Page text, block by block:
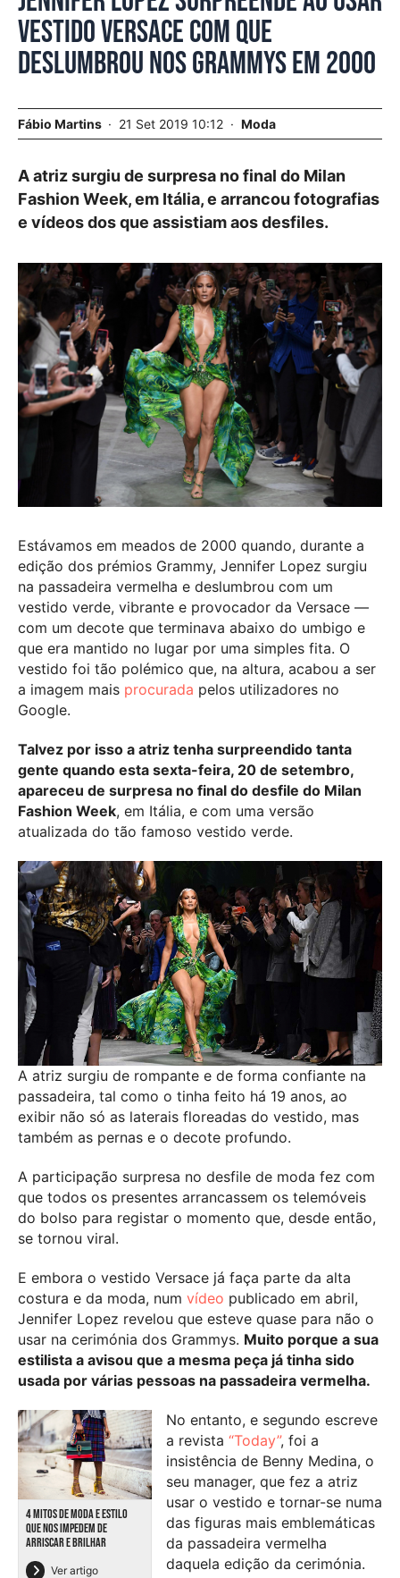
vestido Versace com que
deslumbrou nos Grammys em 2000
Fábio Martins 21 Set 2019 10:12 Moda
A atriz surgiu de surpresa no final do Milan
Fashion Week, em Itália, e arrancou fotografias
e vídeos dos que assistiam aos desfiles.
Estávamos em meados de 2000 quando, durante a
edição dos prémios Grammy, Jennifer Lopez surgiu
na passadeira vermelha e deslumbrou com um
vestido verde, vibrante e provocador da Versace —
com um decote que terminava abaixo do umbigo e
que era mantido no lugar por uma simples fita. O
vestido foi tão polémico que, na altura, acabou a ser
a imagem mais procurada pelos utilizadores no
Google.
Talvez por isso a atriz tenha surpreendido tanta
gente quando esta sexta-feira, 20 de setembro,
apareceu de surpresa no final do desfile do Milan
Fashion Week, em Itália, e com uma versão
atualizada do tão famoso vestido verde.
A atriz surgiu de rompante e de forma confiante na
passadeira, tal como o tinha feito há 19 anos, ao
exibir não só as laterais floreadas do vestido, mas
também as pernas e o decote profundo.
A participação surpresa no desfile de moda fez com
que todos os presentes arrancassem os telemóveis
do bolso para registar o momento que, desde então,
se tornou viral.
E embora o vestido Versace já faça parte da alta
costura e da moda, num vídeo publicado em abril,
Jennifer Lopez revelou que esteve quase para não o
usar na cerimónia dos Grammys. Muito porque a sua
estilista a avisou que a mesma peça já tinha sido
usada por várias pessoas na passadeira vermelha.
4 MITOS DE MODA E ESTILO
QUE NOS IMPEDEM DE
ARRISCAR E BRILHAR
Ver artigo
No entanto, e segundo escreve
a revista “Today”, foi a
insistência de Benny Medina, o
seu manager, que fez a atriz
usar o vestido e tornar-se numa
das figuras mais emblemáticas
da passadeira vermelha
daquela edição da cerimónia.